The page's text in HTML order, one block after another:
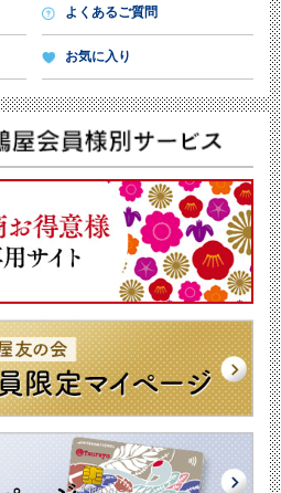
よくあるご質問
お気に入り